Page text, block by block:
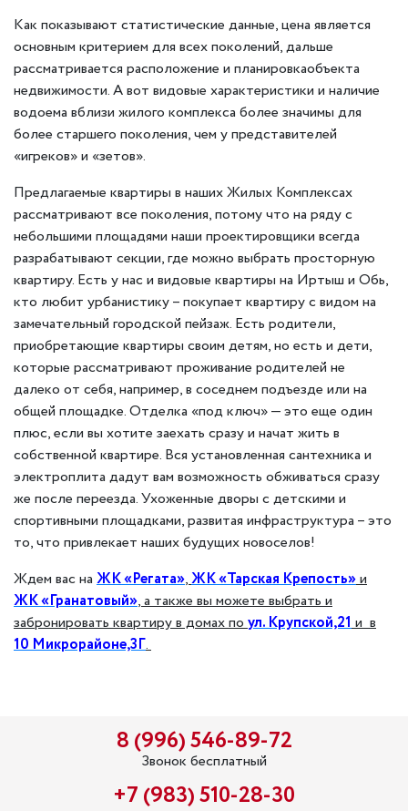
Как показывают статистические данные, цена является
основным критерием для всех поколений, дальше
рассматривается расположение и планировкаобъекта
недвижимости. А вот видовые характеристики и наличие
водоема вблизи жилого комплекса более значимы для
более старшего поколения, чем у представителей
«игреков» и «зетов».
Предлагаемые квартиры в наших Жилых Комплексах
рассматривают все поколения, потому что на ряду с
небольшими площадями наши проектировщики всегда
разрабатывают секции, где можно выбрать просторную
квартиру. Есть у нас и видовые квартиры на Иртыш и Обь,
кто любит урбанистику – покупает квартиру с видом на
замечательный городской пейзаж. Есть родители,
приобретающие квартиры своим детям, но есть и дети,
которые рассматривают проживание родителей не
далеко от себя, например, в соседнем подъезде или на
общей площадке. Отделка «под ключ» — это еще один
плюс, если вы хотите заехать сразу и начат жить в
собственной квартире. Вся установленная сантехника и
электроплита дадут вам возможность обживаться сразу
же после переезда. Ухоженные дворы с детскими и
спортивными площадками, развитая инфраструктура – это
то, что привлекает наших будущих новоселов!
Ждем вас на ЖК «Регата»,ЖК «Тарская Крепость»и
ЖК «Гранатовый», а также вы можете выбрать и
забронировать квартиру в домах поул. Крупской,21и в
10 Микрорайоне,3Г.
8 (996) 546-89-72
Звонок бесплатный
+7 (983) 510-28-30